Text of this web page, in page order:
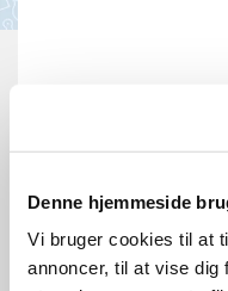
Denne hjemmeside
Vi bruger cookies til at
annoncer, til at vise dig
Dødsfald
kirkekontoret i det
Mange